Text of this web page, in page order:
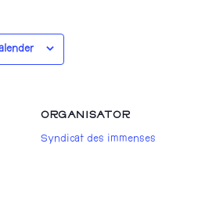
ORGANISATOR
Syndicat des immenses